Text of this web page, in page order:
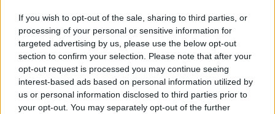
If you wish to opt-out of the sale, sharing to third parties, or
processing of your personal or sensitive information for
targeted advertising by us, please use the below opt-out
section to confirm your selection. Please note that after your
opt-out request is processed you may continue seeing
interest-based ads based on personal information utilized by
us or personal information disclosed to third parties prior to
your opt-out. You may separately opt-out of the further
24.01.14, 18:09